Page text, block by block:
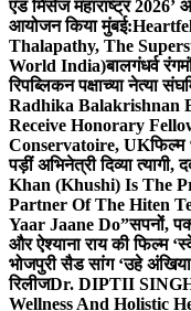
एंड मिसेज महाराष्ट्र 2026’
आयोजन किया मुंबई:
Thalapathy, The
World India)बालगंधर्व
रिपब्लिकन पक्षाच्या नेत्या
Radhika Balakrishnan
Receive Honorary
Conservatoire, UKफिल्म
पड़ीं अभिनेत्री दिव्या
Khan (Khushi) Is The
Partner Of The Hiten
Yaar Jaane Do”सपनों,
और ऐश्याना राय की फिल्म
भोजपुरी सैड सांग ‘उहे अंखिया
रिलीजDr. DIPTII
Wellness And Holistic